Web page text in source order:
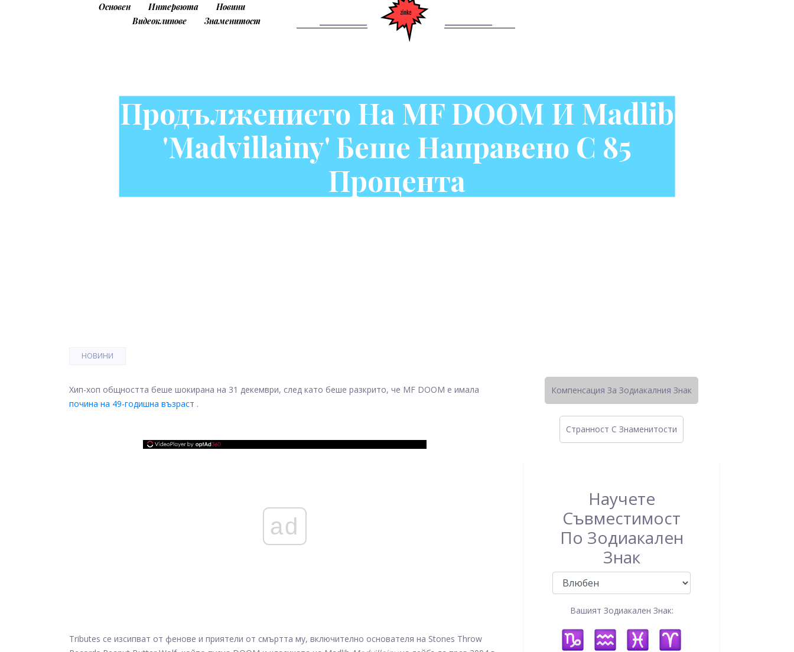
Основен Интервюта
Новини
Видеоклипове
Знаменитост
Продължението На MF DOOM И Madlib
'Madvillainy' Беше Направено С 85
Процента
НОВИНИ
Хип-хоп общността беше шокирана на 31 декември, след като беше разкрито, че MF DOOM е имала
почина на 49-годишна възраст .
ad
Tributes се изсипват от фенове и приятели от смъртта му, включително основателя на Stones Throw
Компенсация За Зодиакалния Знак
Странност C Знаменитости
Научете
Съвместимост
По Зодиакален
Знак
Вашият Зодиакален Знак: